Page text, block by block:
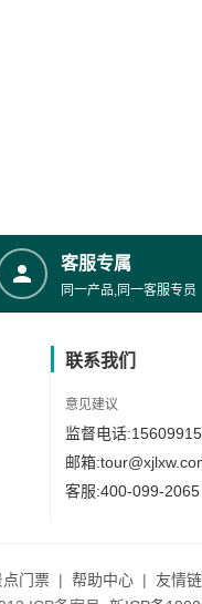
客服专属
同一产品,同一客服专员
联系我们
意见建议
监督电话
邮箱
客服:400-099-2065
点门票 | 帮助中心 | 友情